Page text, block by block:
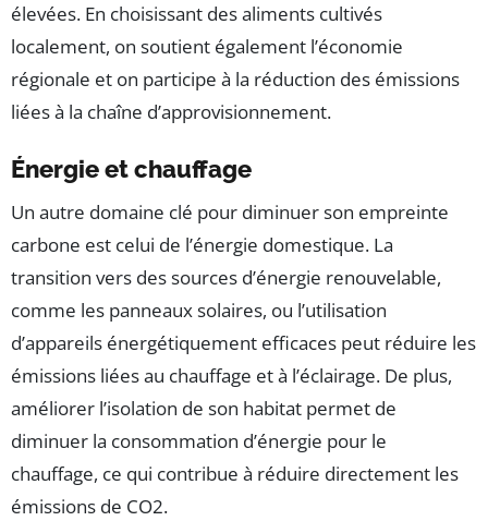
élevées. En choisissant des aliments cultivés
localement, on soutient également l’économie
régionale et on participe à la réduction des émissions
liées à la chaîne d’approvisionnement.
Énergie et chauffage
Un autre domaine clé pour diminuer son empreinte
carbone est celui de l’énergie domestique. La
transition vers des sources d’énergie renouvelable,
comme les panneaux solaires, ou l’utilisation
d’appareils énergétiquement efficaces peut réduire les
émissions liées au chauffage et à l’éclairage. De plus,
améliorer l’isolation de son habitat permet de
diminuer la consommation d’énergie pour le
chauffage, ce qui contribue à réduire directement les
émissions de CO2.